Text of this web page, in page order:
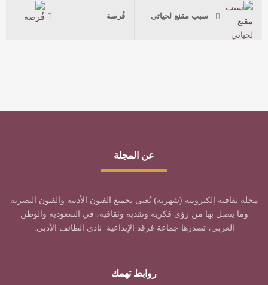
سبب مقنع لحياتي فُرصة
عن المجلة
مجلة ثقافية إلكترونية (شهرية) تُعنى بجميع الفنون الأدبية والفنون البصرية
وما يتصل بها من رؤى فكرية ونقدية وثقافية، في السعودية والوطن
العربي، تصدرها جماعة فرقد الإبداعية_نادي الطائف الأدبي.
روابط تهمك